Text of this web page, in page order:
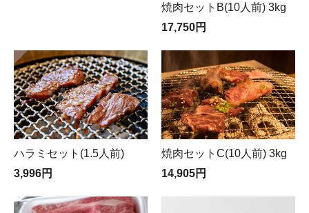
焼肉セットB(10人前) 3kg
17,750円
ハラミセット(1.5人前)
3,996円
焼肉セットC(10人前) 3kg
14,905円